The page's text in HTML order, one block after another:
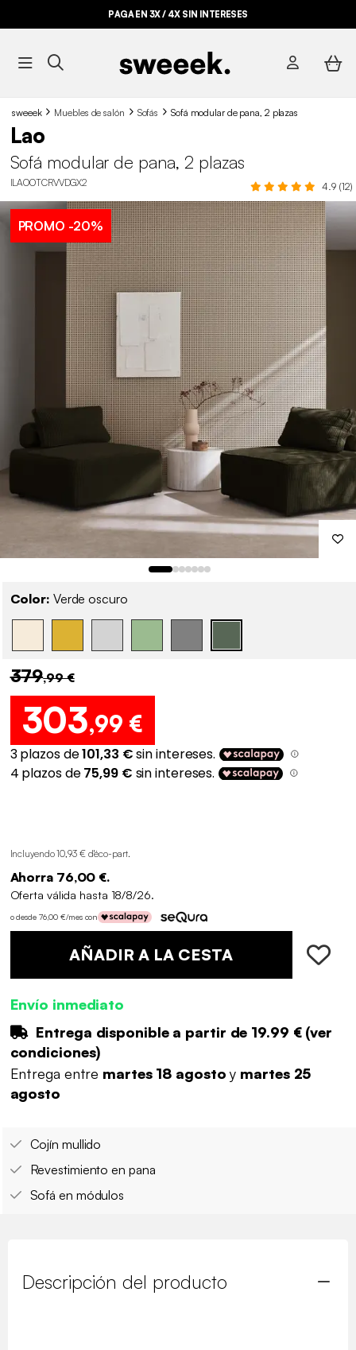
PAGA EN 3X / 4X SIN INTERESES
sweeek Muebles de salón Sofás Sofá modular de pana, 2 plazas
Lao
Sofá modular de pana, 2 plazas
ILAOOTCRVVDGX2 4.9 (12)
PROMO -20%
Color: Verde oscuro
379,99 €
303,99 €
Incluyendo 10,93 € d'éco-part.
Ahorra 76,00 €.
Oferta válida hasta 18/8/26.
o desde 76,00 €/mes con
AÑADIR A LA CESTA
Envío inmediato
Entrega disponible a partir de 19.99 €(ver
condiciones)
Entrega entre martes 18 agostoy martes 25
agosto
Cojín mullido
Revestimiento en pana
Sofá en módulos
Descripción del producto